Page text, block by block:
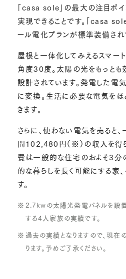
「casa sole」の最大の注目ポイ
実現できることです。「casa
ール電化プランが標準装備され
屋根と一体化してみえるスマー
角度30度。太陽の光をもっとも
設計されています。発電した電
に変換。生活に必要な電気をほ
きます。
さらに、使わない電気を売ると
間102,480円（※）の収入を得
費は一般的な住宅のおよそ3分
的な暮らしを長く可能にする家
す。
2.7kwの太陽光発電パネルを設
する4人家族の実績です。
過去の実績となりますので、現
ります。予めご了承ください。